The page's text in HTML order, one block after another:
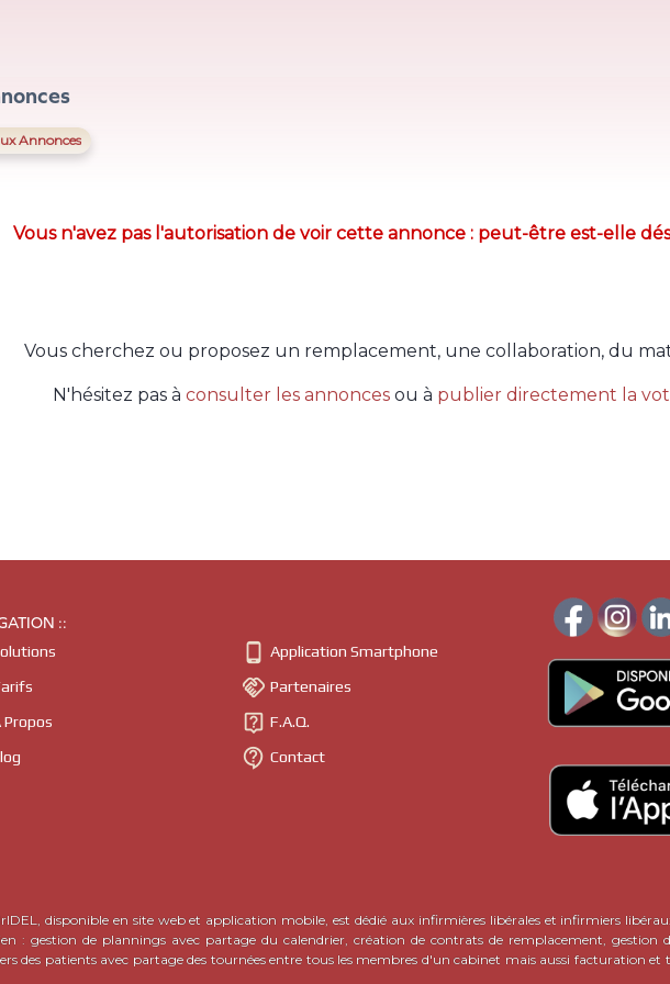
Annonces
Vous n'avez pas l'autorisation de voir cette annonce : peut-être est-elle
Vous cherchez ou proposez un remplacement, une collaboration, du
N'hésitez pas à consulter les annonces ou à publier directement la
::
Propos
 Application Smartphone
 Partenaires
 F.A.Q.
 Contact
disponible en site web et application mobile, est dédié aux infirmières libérales et infirmiers
: gestion de plannings avec partage du calendrier, création de contrats de remplacement, gestion
des patients avec partage des tournées entre tous les membres d'un cabinet mais aussi facturation et